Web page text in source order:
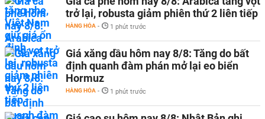
trở lại, robusta giảm phiên thứ 2 liên tiếp
HÀNG HÓA - 1 phút trước
Giá xăng dầu hôm nay 8/8: Tăng do bất
định quanh đàm phán mở lại eo biển
Hormuz
HÀNG HÓA - 1 phút trước